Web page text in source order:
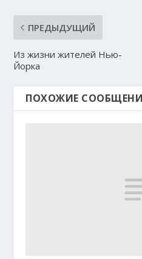
ПРЕДЫДУЩИЙ
Из жизни жителей Нью-
Йорка
ПОХОЖИЕ